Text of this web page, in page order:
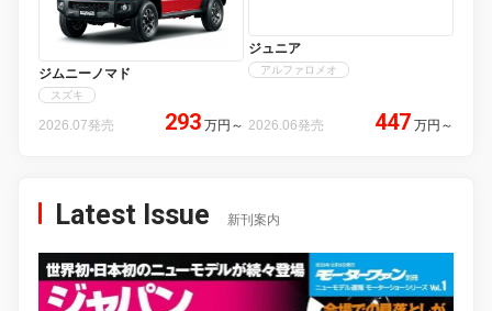
ジムニーノマド
スズキ
2026.07発売 293 万円 ～
ジュニア
アルファロメオ
2026.06発売 447 万円 ～
Latest Issue 新刊案内